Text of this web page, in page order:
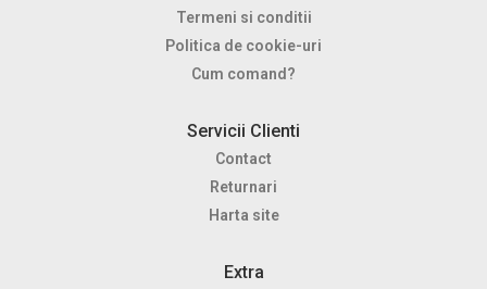
Termeni si conditii
Politica de cookie-uri
Cum comand?
Servicii Clienti
Contact
Returnari
Harta site
Extra